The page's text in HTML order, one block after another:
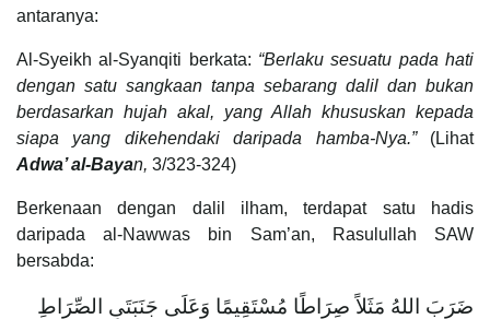
antaranya:
Al-Syeikh al-Syanqiti berkata: “Berlaku sesuatu pada hati
dengan satu sangkaan tanpa sebarang dalil dan bukan
berdasarkan hujah akal, yang Allah khususkan kepada
siapa yang dikehendaki daripada hamba-Nya.” (Lihat
Adwa’ al-Bayan, 3/323-324)
Berkenaan dengan dalil ilham, terdapat satu hadis
daripada al-Nawwas bin Sam’an, Rasulullah SAW
bersabda:
ضَرَبَ اللهُ مَثَلاً صِرَاطًا مُسْتَقِيمًا وَعَلَى جَنَبَتَىِ الصِّرَاطِ